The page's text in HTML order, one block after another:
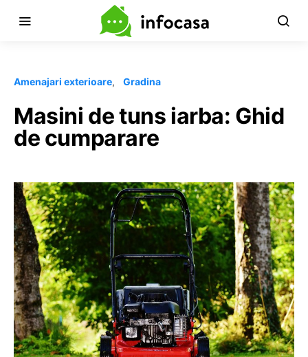
Amenajari exterioare Gradina
Masini de tuns iarba: Ghid
de cumparare